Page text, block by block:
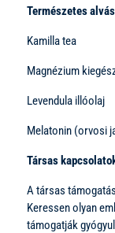
Természetes
Kamilla tea
Magnézium
Levendula illóolaj
Melatonin (orvosi
Társas
A társas
Keressen olyan
támogatják